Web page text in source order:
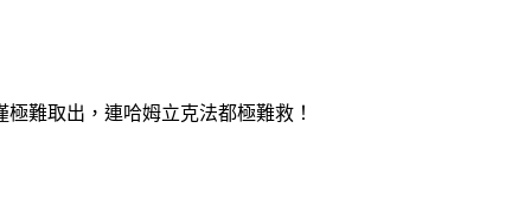
難取出，連哈姆立克法都極難救！